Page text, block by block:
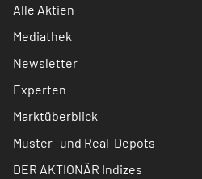
Alle Aktien
Mediathek
Newsletter
Experten
Marktüberblick
Muster- und Real-Depots
DER AKTIONÄR Indizes